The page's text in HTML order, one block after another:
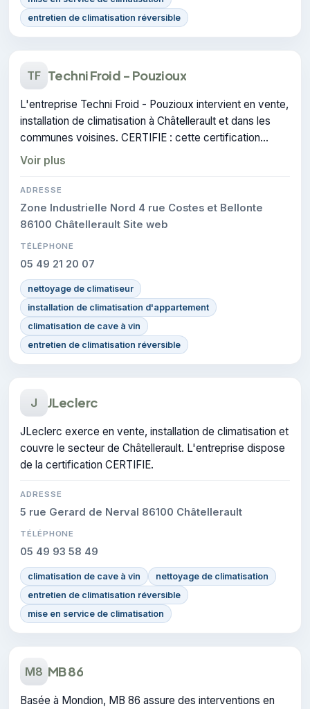
entretien de climatisation réversible
TF Techni Froid - Pouzioux
L'entreprise Techni Froid - Pouzioux intervient en vente,
installation de climatisation à Châtellerault et dans les
communes voisines. CERTIFIE : cette certification
atteste du savoir-faire de l'entreprise.
Voir plus
ADRESSE
Zone Industrielle Nord 4 rue Costes et Bellonte
86100 Châtellerault Site web
TÉLÉPHONE
05 49 21 20 07
nettoyage de climatiseur
installation de climatisation d'appartement
climatisation de cave à vin
entretien de climatisation réversible
J JLeclerc
JLeclerc exerce en vente, installation de climatisation et
couvre le secteur de Châtellerault. L'entreprise dispose
de la certification CERTIFIE.
ADRESSE
5 rue Gerard de Nerval 86100 Châtellerault
TÉLÉPHONE
05 49 93 58 49
climatisation de cave à vin
nettoyage de climatisation
entretien de climatisation réversible
mise en service de climatisation
M8 MB 86
Basée à Mondion, MB 86 assure des interventions en